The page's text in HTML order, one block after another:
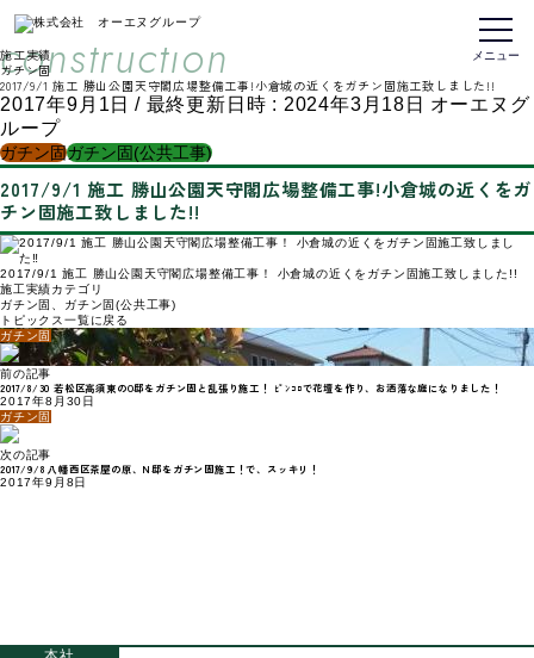
ン
ツ
へ
ス
キ
ッ
プ
ー
シ
ョ
ン
に
移
動
メニュー
施工実績
construction
トップページ
施工実績
ガチン固
2017/9/1 施工 勝山公園天守閣広場整備工事!小倉城の近くをガチン固施工致しました!!
2017年9月1日 / 最終更新日時 : 2024年3月18日 オーエヌグ
ループ
ガチン固ガチン固(公共工事)
2017/9/1 施工 勝山公園天守閣広場整備工事!小倉城の近くをガ
チン固施工致しました!!
2017/9/1 施工 勝山公園天守閣広場整備工事！ 小倉城の近くをガチン固施工致しました!!
施工実績カテゴリ
ガチン固
ガチン固(公共工事)
トピックス一覧に戻る
ガチン固
前の記事
2017/8/30 若松区高須東のO邸をガチン固と乱張り施工！ ﾋﾟﾝｺﾛで花壇を作り、お洒落な庭になりました！
2017年8月30日
ガチン固
次の記事
2017/9/8 八幡西区茶屋の原、N邸をガチン固施工！で、スッキリ！
2017年9月8日